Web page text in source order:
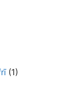
(1)